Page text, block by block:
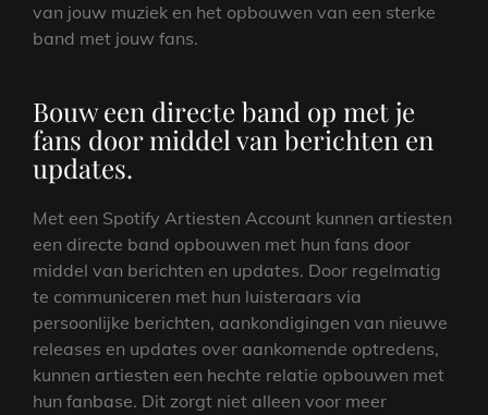
van jouw muziek en het opbouwen van een sterke
band met jouw fans.
Bouw een directe band op met je
fans door middel van berichten en
updates.
Met een Spotify Artiesten Account kunnen artiesten
een directe band opbouwen met hun fans door
middel van berichten en updates. Door regelmatig
te communiceren met hun luisteraars via
persoonlijke berichten, aankondigingen van nieuwe
releases en updates over aankomende optredens,
kunnen artiesten een hechte relatie opbouwen met
hun fanbase. Dit zorgt niet alleen voor meer